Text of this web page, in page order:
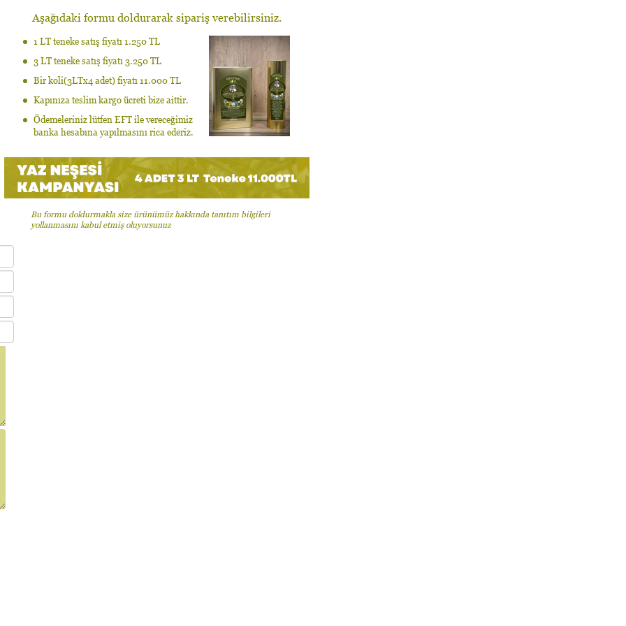
Aşağıdaki formu doldurarak sipariş verebilirsiniz.
1 LT teneke satış fiyatı 1.250 TL
3 LT teneke satış fiyatı 3.250 TL
Bir koli(3LTx4 adet) fiyatı 11.000 TL
Kapınıza teslim kargo ücreti bize aittir.
Ödemeleriniz lütfen EFT ile vereceğimiz
banka hesabına yapılmasını rica ederiz.
Bu formu doldurmakla size ürünümüz hakkında tanıtım bilgileri
yollanmasını kabul etmiş oluyorsunuz